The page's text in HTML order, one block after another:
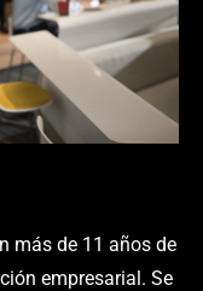
más de 11 años de
empresarial. Se